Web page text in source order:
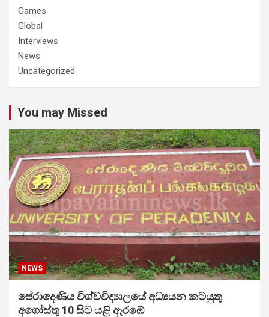
Games
Global
Interviews
News
Uncategorized
You may Missed
NEWS
පේරාදෙණිය විශ්වවිද්‍යාලයේ අධ්‍යයන කටයුතු
අගෝස්තු 10 සිට යළි ඇරඹේ